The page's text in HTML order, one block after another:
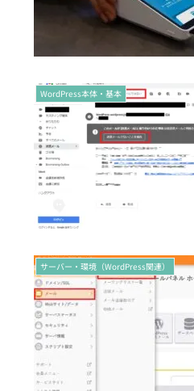
WordPress本体・基本
サーバー・環境（WordPress関連）